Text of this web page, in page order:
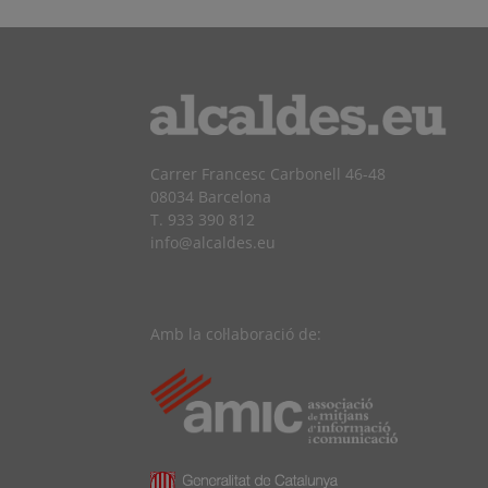
Carrer Francesc Carbonell 46-48
08034 Barcelona
T. 933 390 812
info@alcaldes.eu
Amb la col·laboració de: